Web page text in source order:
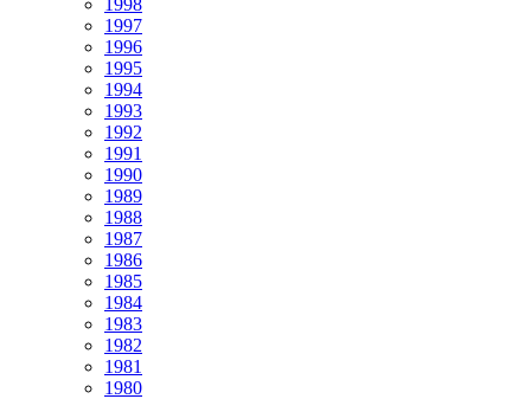
1997
1996
1995
1994
1993
1992
1991
1990
1989
1988
1987
1986
1985
1984
1983
1982
1981
1980